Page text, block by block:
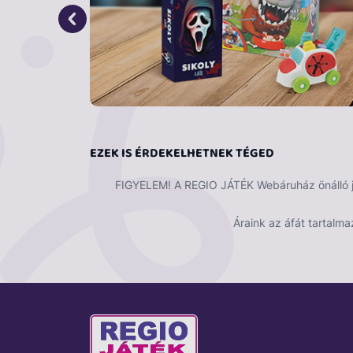
Méret: 20x20 cm
Téma: Halloween
EZEK IS ÉRDEKELHETNEK TÉGED
FIGYELEM! A REGIO JÁTÉK Webáruház
Áraink az áfát